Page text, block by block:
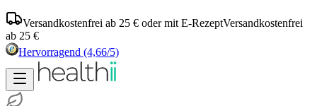
Versandkostenfrei ab 25 € oder mit E-RezeptVersandkostenfrei
ab 25 €
Hervorragend (4,66/5)